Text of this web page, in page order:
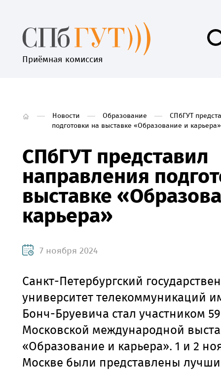
Приёмная комиссия
Новости Образование
СПбГУТ
подготовки на выставке «Образование и карьера»
СПбГУТ представил
направления
выставке
карьера»
7 ноября 2024
Санкт-Петербургский
университет телекоммуникаций
Бонч-Бруевича стал участником
Московской международной
«Образование и карьера». 1 и 2
Москве были представлены